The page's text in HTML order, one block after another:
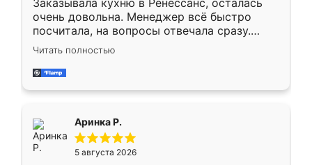
Заказывала кухню в Ренессанс, осталась
очень довольна. Менеджер всё быстро
посчитала, на вопросы отвечала сразу.
Замерщик приехал в субботу, подошёл к
делу со всей ответственностью. Собрали
за день, ребята работали аккуратно, даже
Читать полностью
Аринка Р.
5 августа 2026